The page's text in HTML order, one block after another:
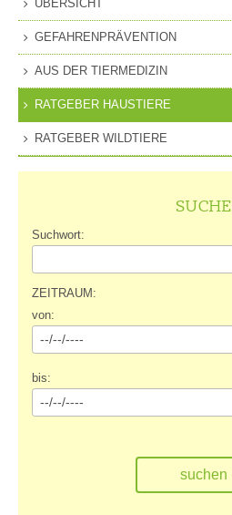
ÜBERSICHT
GEFAHRENPRÄVENTION
AUS DER TIERMEDIZIN
RATGEBER HAUSTIERE
RATGEBER WILDTIERE
SUCHE
Suchwort:
ZEITRAUM:
von:
bis: